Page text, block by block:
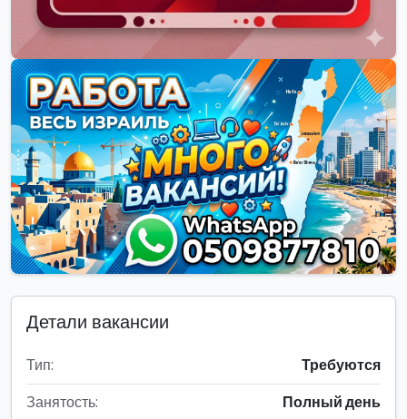
Детали вакансии
Тип:
Требуются
Занятость:
Полный день